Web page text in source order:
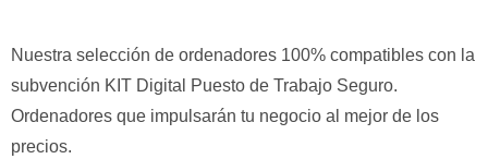
Nuestra selección de ordenadores 100% compatibles con la
subvención KIT Digital Puesto de Trabajo Seguro.
Ordenadores que impulsarán tu negocio al mejor de los
precios.